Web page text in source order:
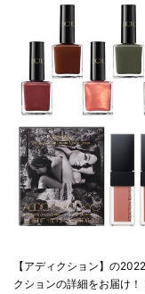
【アディクション】の
クションの詳細をお届け